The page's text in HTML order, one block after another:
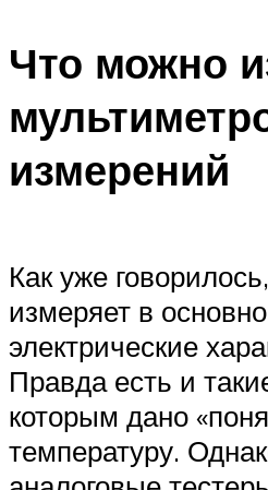
Что можно
измерений
Как уже
измеряет в
электрические
Правда есть и
которым дано
температуру.